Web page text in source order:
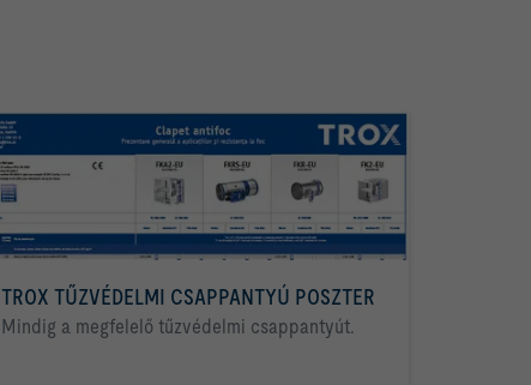
TROX TŰZVÉDELMI CSAPPANTYÚ POSZTER
Mindig a megfelelő tűzvédelmi csappantyút.